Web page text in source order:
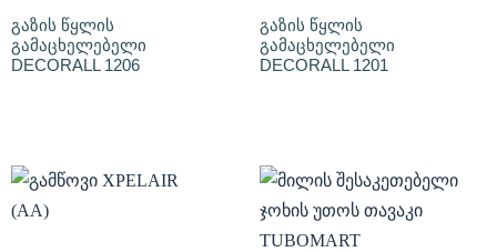
გაზის წყლის
გამაცხელებელი
DECORALL 1206
გაზის წყლის
გამაცხელებელი
DECORALL 1201